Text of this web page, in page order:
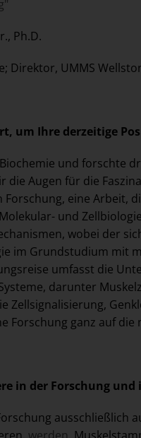
Ph.D.
Direktor, UMMS
um Ihre derzeitige
und forschte
die Augen für die
eine Arbeit,
und
wobei der
im Grundstudium mit
umfasst die
darunter
Zellsignalisierung,
Forschung ganz auf
in der Forschung
ausschließlich